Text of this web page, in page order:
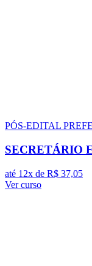
PÓS-EDITAL
SECRETÁRIO
até 12x de R$ 37,05
Ver curso